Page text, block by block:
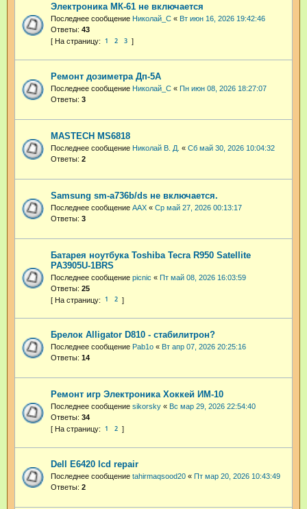
Электроника МК-61 не включается
Последнее сообщение Николай_С « Вт июн 16, 2026 19:42:46
Ответы: 43
1 2 3
Ремонт дозиметра Дп-5А
Последнее сообщение Николай_С « Пн июн 08, 2026 18:27:07
Ответы: 3
MASTECH MS6818
Последнее сообщение Николай В. Д. « Сб май 30, 2026 10:04:32
Ответы: 2
Samsung sm-a736b/ds не включается.
Последнее сообщение AAX « Ср май 27, 2026 00:13:17
Ответы: 3
Батарея ноутбука Toshiba Tecra R950 Satellite
PA3905U-1BRS
Последнее сообщение picnic « Пт май 08, 2026 16:03:59
Ответы: 25
1 2
Брелок Alligator D810 - стабилитрон?
Последнее сообщение Pab1o « Вт апр 07, 2026 20:25:16
Ответы: 14
Ремонт игр Электроника Хоккей ИМ-10
Последнее сообщение sikorsky « Вс мар 29, 2026 22:54:40
Ответы: 34
1 2
Dell E6420 lcd repair
Последнее сообщение tahirmaqsood20 « Пт мар 20, 2026 10:43:49
Ответы: 2